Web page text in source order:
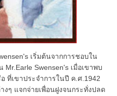
เริ่มต้นจากการชอบใน
Mr.Earle Swensen's เมื่อเขาพบ
ที่เขาประจำการในปี ค.ศ.1942
งๆ แจกจ่ายเพื่อนฝูงจนกระทั่งปลด